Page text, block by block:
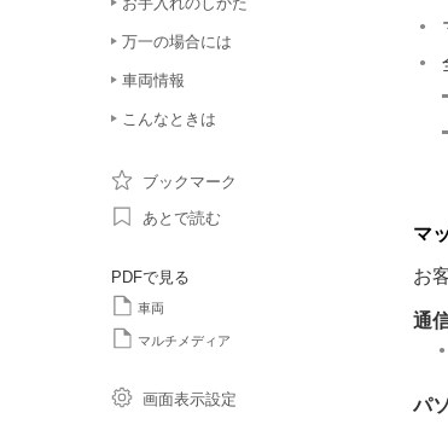
万一の場合には
車両情報
こんなときは
ブックマーク
あとで読む
PDFで見る
車両
マルチメディア
画面表示設定
マ
お
通
パ